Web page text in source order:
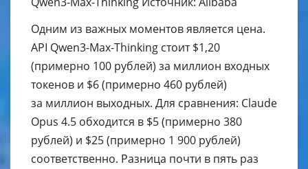
Одним из важных моментов является цена.
API Qwen3-Max-Thinking стоит $1,20
(примерно 100 рублей) за миллион входных
токенов и $6 (примерно 460 рублей)
за миллион выходных. Для сравнения: Claude
Opus 4.5 обходится в $5 (примерно 380
рублей) и $25 (примерно 1 900 рублей)
соответственно. Разница почти в пять раз